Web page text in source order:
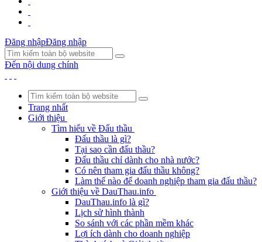
Đăng nhậpĐăng nhập
Đến nội dung chính
Trang nhất
Giới thiệu
Tìm hiểu về Đấu thầu
Đấu thầu là gì?
Tại sao cần đấu thầu?
Đấu thầu chỉ dành cho nhà nước?
Có nên tham gia đấu thầu không?
Làm thế nào để doanh nghiệp tham gia đấu thầu?
Giới thiệu về DauThau.info
DauThau.info là gì?
Lịch sử hình thành
So sánh với các phần mềm khác
Lợi ích dành cho doanh nghiệp